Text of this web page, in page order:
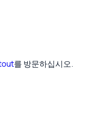
를 방문하십시오.